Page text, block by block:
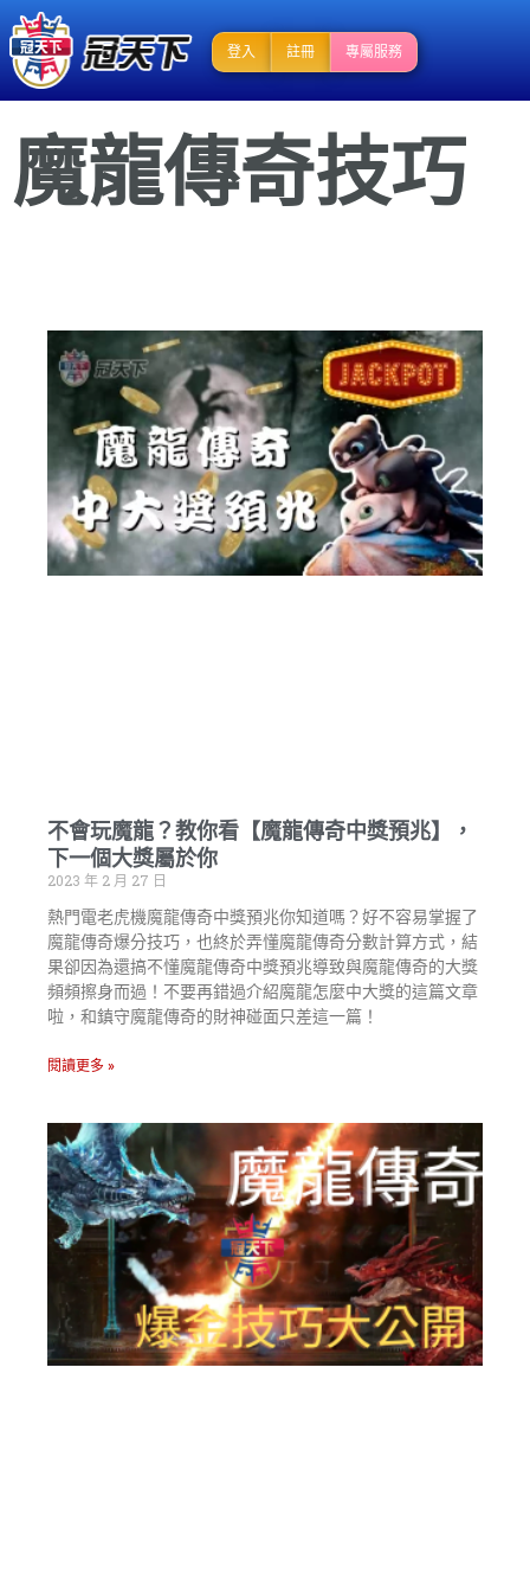
登入 註冊 專屬服務
魔龍傳奇技巧
不會玩魔龍？教你看【魔龍傳奇中獎預兆】，
下一個大獎屬於你
2023 年 2 月 27 日
熱門電老虎機魔龍傳奇中獎預兆你知道嗎？好不容易掌握了
魔龍傳奇爆分技巧，也終於弄懂魔龍傳奇分數計算方式，結
果卻因為還搞不懂魔龍傳奇中獎預兆導致與魔龍傳奇的大獎
頻頻擦身而過！不要再錯過介紹魔龍怎麼中大獎的這篇文章
啦，和鎮守魔龍傳奇的財神碰面只差這一篇！
閱讀更多 »